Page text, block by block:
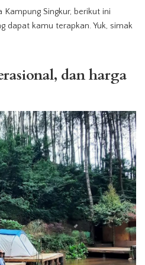
Singkur, berikut ini
dapat kamu terapkan. Yuk, simak
dan harga